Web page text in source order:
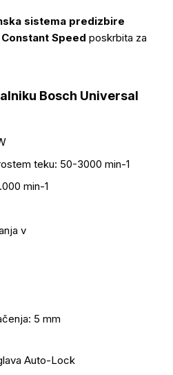
sistema predizbire
Constant Speed poskrbita za
Bosch Universal
teku: 50-3000 min-1
min-1
v
5 mm
Auto-Lock